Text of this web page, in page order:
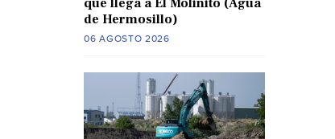
que llega a El Molinito (Agua
de Hermosillo)
06 AGOSTO 2026